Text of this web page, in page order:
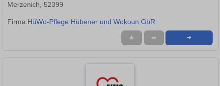
Merzenich, 52399
Firma:HüWo-Pflege Hübener und Wokoun GbR
★ ➦ ➜